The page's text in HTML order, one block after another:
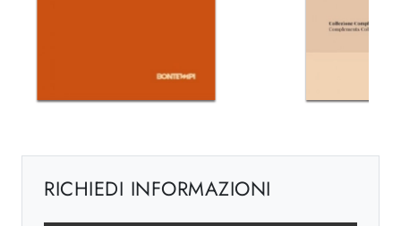
RICHIEDI INFORMAZIONI